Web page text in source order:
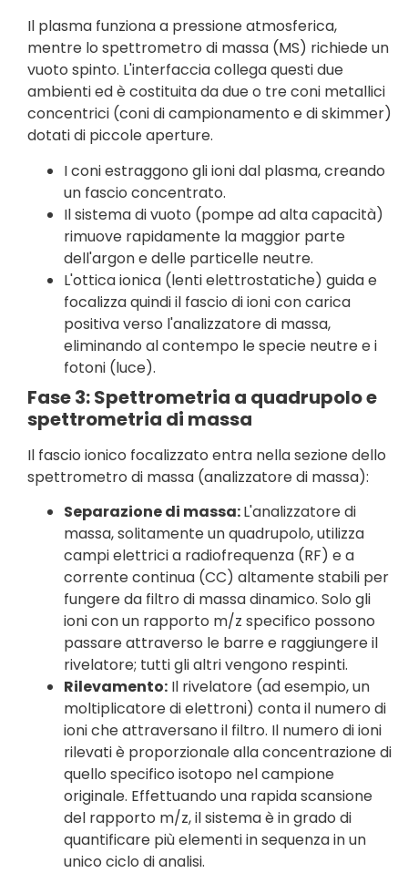
Il plasma funziona a pressione atmosferica,
mentre lo spettrometro di massa (MS) richiede un
vuoto spinto. L'interfaccia collega questi due
ambienti ed è costituita da due o tre coni metallici
concentrici (coni di campionamento e di skimmer)
dotati di piccole aperture.
I coni estraggono gli ioni dal plasma, creando
un fascio concentrato.
Il sistema di vuoto (pompe ad alta capacità)
rimuove rapidamente la maggior parte
dell'argon e delle particelle neutre.
L'ottica ionica (lenti elettrostatiche) guida e
focalizza quindi il fascio di ioni con carica
positiva verso l'analizzatore di massa,
eliminando al contempo le specie neutre e i
fotoni (luce).
Fase 3: Spettrometria a quadrupolo e
spettrometria di massa
Il fascio ionico focalizzato entra nella sezione dello
spettrometro di massa (analizzatore di massa):
Separazione di massa:L'analizzatore di
massa, solitamente un quadrupolo, utilizza
campi elettrici a radiofrequenza (RF) e a
corrente continua (CC) altamente stabili per
fungere da filtro di massa dinamico. Solo gli
ioni con un rapporto m/z specifico possono
passare attraverso le barre e raggiungere il
rivelatore; tutti gli altri vengono respinti.
Rilevamento: Il rivelatore (ad esempio, un
moltiplicatore di elettroni) conta il numero di
ioni che attraversano il filtro. Il numero di ioni
rilevati è proporzionale alla concentrazione di
quello specifico isotopo nel campione
originale. Effettuando una rapida scansione
del rapporto m/z, il sistema è in grado di
quantificare più elementi in sequenza in un
unico ciclo di analisi.